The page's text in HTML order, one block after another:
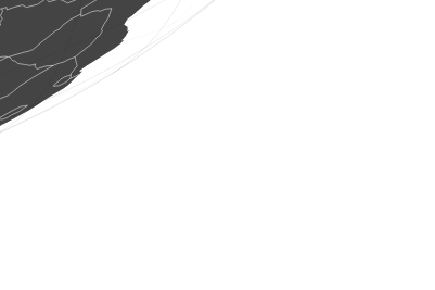
(2026. gada 8. aug 17:56:23)
(2026. gada 8. aug 17:56:11)
france.org
(2026. gada 8. aug 17:56:10)
(2026. gada 8. aug 17:56:10)